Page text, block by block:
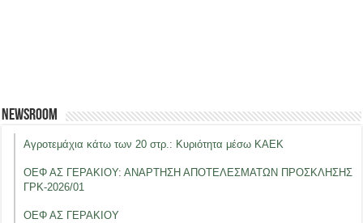
Newsroom
Αγροτεμάχια κάτω των 20 στρ.: Κυριότητα μέσω ΚΑΕΚ
ΟΕΦ ΑΣ ΓΕΡΑΚΙΟΥ: ΑΝΑΡΤΗΣΗ ΑΠΟΤΕΛΕΣΜΑΤΩΝ ΠΡΟΣΚΛΗΣΗΣ
ΓΡΚ-2026/01
ΟΕΦ ΑΣ ΓΕΡΑΚΙΟΥ